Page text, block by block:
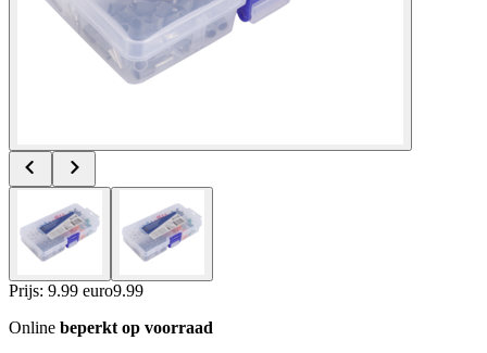
Prijs: 9.99 euro9.99
Online beperkt op voorraad